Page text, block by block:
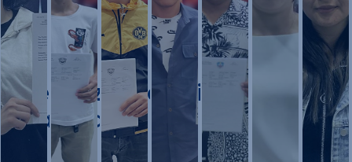
tez-tez so'raladigan
savollar